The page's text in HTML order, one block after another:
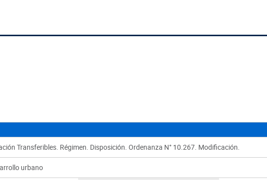
Transferibles. Régimen. Disposición. Ordenanza N° 10.267. Modificación.
urbano